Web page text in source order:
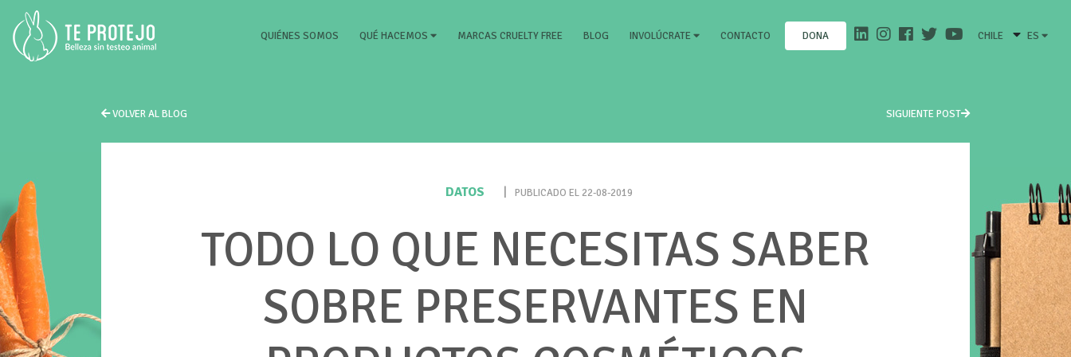
QUIÉNES SOMOS (CURRENT)
QUÉ HACEMOS MARCAS CRUELTY FREE BLOG INVOLÚCRATE CONTACTO DONA CHILE ES
VOLVER AL BLOG SIGUIENTE POST
DATOS PUBLICADO EL 22-08-2019
TODO LO QUE NECESITAS SABER
SOBRE PRESERVANTES EN